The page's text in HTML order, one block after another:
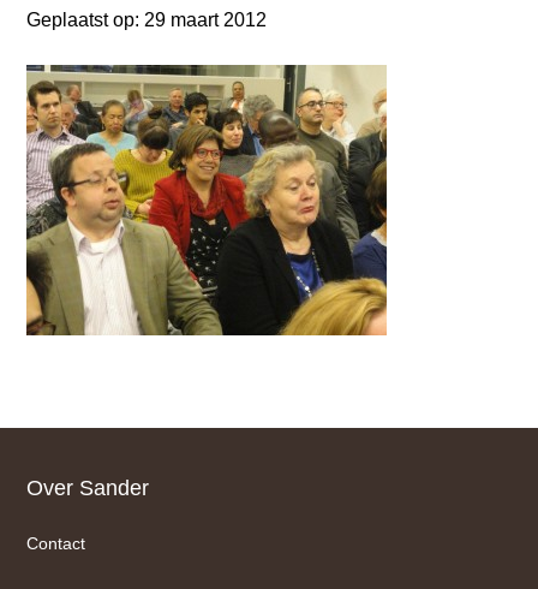
Geplaatst op: 29 maart 2012
Footer
Over Sander
Contact